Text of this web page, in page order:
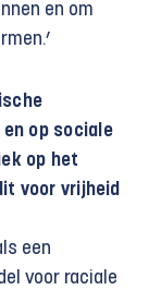
en om
op sociale
op het
voor vrijheid
een
voor raciale